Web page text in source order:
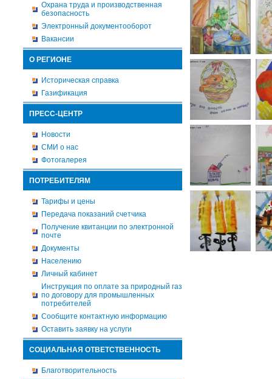
Охрана труда и производственная
безопасность
Электронный документооборот
Вакансии
О РЕГИОНЕ
Историческая справка
Газификация
ПРЕСС-ЦЕНТР
Новости
СМИ о нас
Фотогалерея
ПОТРЕБИТЕЛЯМ
Тарифы и цены
Передача показаний счетчика
Получение квитанции по электронной
почте
Документы
Населению
Личный кабинет
Инструкция по оплате за природный газ
по договору для промышленных
потребителей
Сообщите контактную информацию
Оставить заявку на услуги
СОЦИАЛЬНАЯ ОТВЕТСТВЕННОСТЬ
Благотворительность